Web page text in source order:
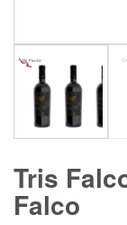
Tris
Falco